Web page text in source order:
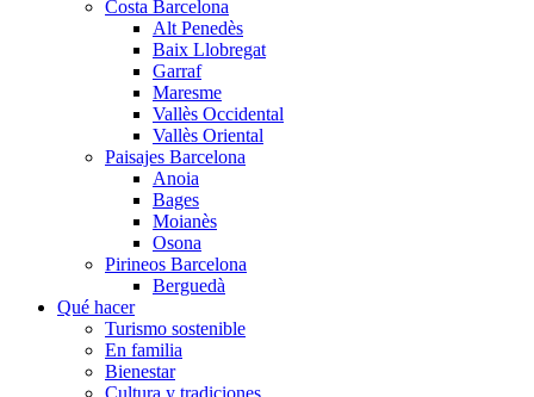
Costa Barcelona
Alt Penedès
Baix Llobregat
Garraf
Maresme
Vallès Occidental
Vallès Oriental
Paisajes Barcelona
Anoia
Bages
Moianès
Osona
Pirineos Barcelona
Berguedà
Qué hacer
Turismo sostenible
En familia
Bienestar
Cultura y tradiciones